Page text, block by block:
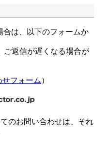
合は、以下のフォームか
ご返信が遅くなる場合が
せフォーム ）
のお問い合わせは、それ